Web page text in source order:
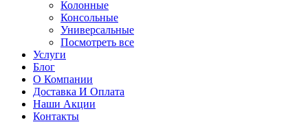
Колонные
Консольные
Универсальные
Посмотреть все
Услуги
Блог
О Компании
Доставка И Оплата
Наши Акции
Контакты